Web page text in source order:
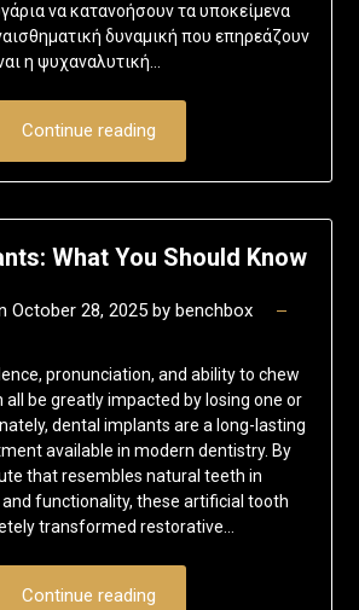
να κατανοήσουν τα υποκείμενα
δυναμική που επηρεάζουν
η ψυχαναλυτική…
Continue reading
What You Should Know
October 28, 2025by benchbox
pronunciation, and ability to chew
be greatly impacted by losing one or
dental implants are a long-lasting
available in modern dentistry. By
that resembles natural teeth in
functionality, these artificial tooth
transformed restorative…
Continue reading